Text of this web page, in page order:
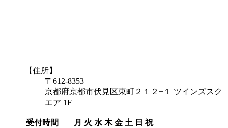
【住所】
〒612-8353
京都府京都市伏見区東町２１２−１ ツインズスク
エア 1F
受付時間 月 火 水 木 金 土 日 祝